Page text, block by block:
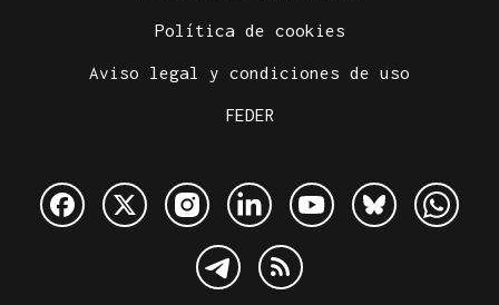
Política de cookies
Aviso legal y condiciones de uso
FEDER